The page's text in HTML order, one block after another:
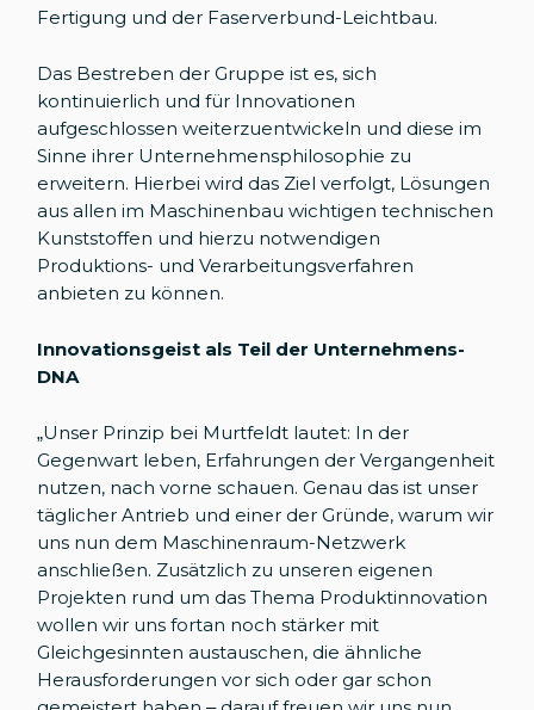
Fertigung und der Faserverbund-Leichtbau.
Das Bestreben der Gruppe ist es, sich
kontinuierlich und für Innovationen
aufgeschlossen weiterzuentwickeln und diese im
Sinne ihrer Unternehmensphilosophie zu
erweitern. Hierbei wird das Ziel verfolgt, Lösungen
aus allen im Maschinenbau wichtigen technischen
Kunststoffen und hierzu notwendigen
Produktions- und Verarbeitungsverfahren
anbieten zu können.
Innovationsgeist als Teil der Unternehmens-
DNA
„Unser Prinzip bei Murtfeldt lautet: In der
Gegenwart leben, Erfahrungen der Vergangenheit
nutzen, nach vorne schauen. Genau das ist unser
täglicher Antrieb und einer der Gründe, warum wir
uns nun dem Maschinenraum-Netzwerk
anschließen. Zusätzlich zu unseren eigenen
Projekten rund um das Thema Produktinnovation
wollen wir uns fortan noch stärker mit
Gleichgesinnten austauschen, die ähnliche
Herausforderungen vor sich oder gar schon